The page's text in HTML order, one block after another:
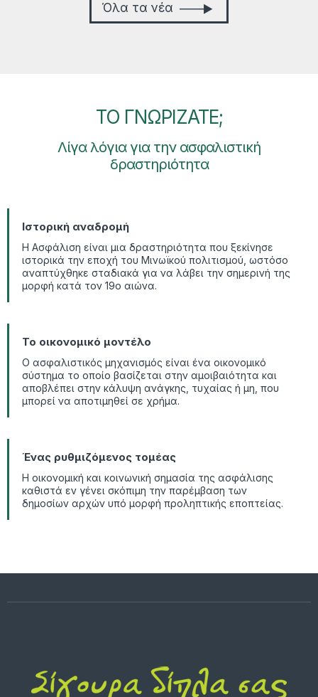
Όλα τα νέα
TO ΓΝΩΡΙΖΑΤΕ;
Λίγα λόγια για την ασφαλιστική
δραστηριότητα
Ιστορική αναδρομή
Η Ασφάλιση είναι μια δραστηριότητα που ξεκίνησε
ιστορικά την εποχή του Μινωϊκού πολιτισμού, ωστόσο
αναπτύχθηκε σταδιακά για να λάβει την σημερινή της
μορφή κατά τον 19ο αιώνα.
Το οικονομικό μοντέλο
Ο ασφαλιστικός μηχανισμός είναι ένα οικονομικό
σύστημα το οποίο βασίζεται στην αμοιβαιότητα και
αποβλέπει στην κάλυψη ανάγκης, τυχαίας ή μη, που
μπορεί να αποτιμηθεί σε χρήμα.
Ένας ρυθμιζόμενος τομέας
Η οικονομική και κοινωνική σημασία της ασφάλισης
καθιστά εν γένει σκόπιμη την παρέμβαση των
δημοσίων αρχών υπό μορφή προληπτικής εποπτείας.